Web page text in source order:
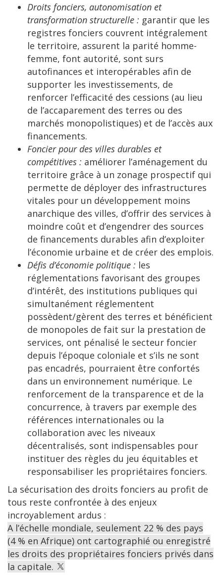
Droits fonciers, autonomisation et
transformation structurelle : garantir que les
registres fonciers couvrent intégralement
le territoire, assurent la parité homme-
femme, font autorité, sont surs
autofinances et interopérables afin de
supporter les investissements, de
renforcer l’efficacité des cessions (au lieu
de l’accaparement des terres ou des
marchés monopolistiques) et de l’accès aux
financements.
Foncier pour des villes durables et
compétitives : améliorer l’aménagement du
territoire grâce à un zonage prospectif qui
permette de déployer des infrastructures
vitales pour un développement moins
anarchique des villes, d’offrir des services à
moindre coût et d’engendrer des sources
de financements durables afin d’exploiter
l’économie urbaine et de créer des emplois.
Défis d’économie politique : les
réglementations favorisant des groupes
d’intérêt, des institutions publiques qui
simultanément réglementent
possèdent/gèrent des terres et bénéficient
de monopoles de fait sur la prestation de
services, ont pénalisé le secteur foncier
depuis l’époque coloniale et s’ils ne sont
pas encadrés, pourraient être confortés
dans un environnement numérique. Le
renforcement de la transparence et de la
concurrence, à travers par exemple des
références internationales ou la
collaboration avec les niveaux
décentralisés, sont indispensables pour
instituer des règles du jeu équitables et
responsabiliser les propriétaires fonciers.
La sécurisation des droits fonciers au profit de
tous reste confrontée à des enjeux
incroyablement ardus :
A l’échelle mondiale, seulement 22 % des pays
(4 % en Afrique) ont cartographié ou enregistré
les droits des propriétaires fonciers privés dans
la capitale.